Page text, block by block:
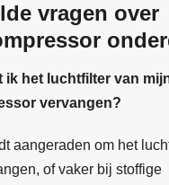
vragen over
ik het luchtfilter van
vervangen?
aangeraden om het
of vaker bij stoffige